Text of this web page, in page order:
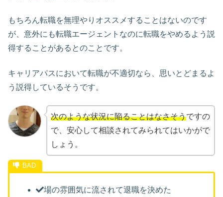
もちろん転職を無理やりオススメすることはないのです
が、意外にも転職エージェントなのに転職をやめるよう説
得することがあるとのことです。
キャリアパスにおいて転職が不適切なら、思いとどまるよ
う説得しているそうです。
次のような状況に陥ることはなさそうですの
で、安心して相談されてみられてはいかがで
しょう。
場の雰囲気に流されて退職を決めた